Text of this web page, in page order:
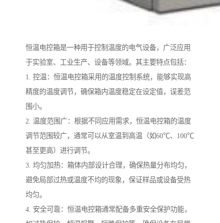
恒温电控箱是一种用于控制温度的电气设备，广泛应用
于实验室、工业生产、设备等领域。其主要特点包括：
1. 控温：恒温电控箱采用的温度控制系统，能够实现高
精度的温度调节，确保箱内温度稳定在设定值，误差范
围小。
2. 温度范围广：根据不同应用需求，恒温电控箱的温度
调节范围较广，通常可以从室温到高温（如60℃、100℃
甚至更高）进行调节。
3. 均匀加热：箱体内部设计合理，确保热量分布均匀，
避免局部过热或温度不均的现象，保证样品或设备受热
均匀。
4. 安全可靠：恒温电控箱通常配备多重安全保护功能，